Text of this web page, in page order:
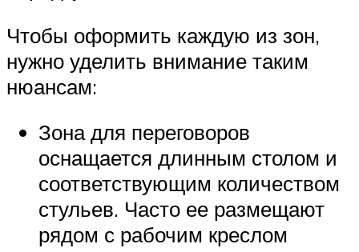
Чтобы оформить каждую из зон,
нужно уделить внимание таким
нюансам:
Зона для переговоров
оснащается длинным столом и
соответствующим количеством
стульев. Часто ее размещают
рядом с рабочим креслом